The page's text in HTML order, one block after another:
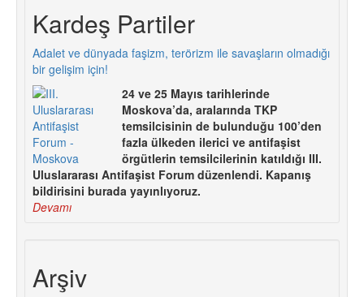
Kardeş Partiler
Adalet ve dünyada faşizm, terörizm ile savaşların olmadığı
bir gelişim için!
24 ve 25 Mayıs tarihlerinde
Moskova’da, aralarında TKP
temsilcisinin de bulunduğu 100’den
fazla ülkeden ilerici ve antifaşist
örgütlerin temsilcilerinin katıldığı III.
Uluslararası Antifaşist Forum düzenlendi. Kapanış
bildirisini burada yayınlıyoruz.
Devamı
Arşiv